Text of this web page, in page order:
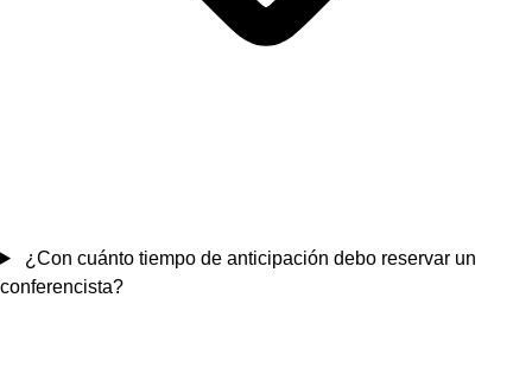
¿Con cuánto tiempo de anticipación debo reservar un
conferencista?